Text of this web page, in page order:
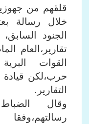
قلقهم من
خلال رسالة
الجنود
تقارير،العام
القوات
حرب،لكن
التقارير.
وقال